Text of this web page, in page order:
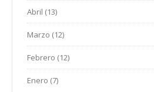
Abril (13)
Marzo (12)
Febrero (12)
Enero (7)